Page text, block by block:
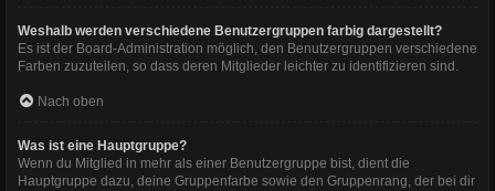
Weshalb werden verschiedene Benutzergruppen farbig dargestellt?
Es ist der Board-Administration möglich, den Benutzergruppen verschiedene
Farben zuzuteilen, so dass deren Mitglieder leichter zu identifizieren sind.
Nach oben
Was ist eine Hauptgruppe?
Wenn du Mitglied in mehr als einer Benutzergruppe bist, dient die
Hauptgruppe dazu, deine Gruppenfarbe sowie den Gruppenrang, der bei dir